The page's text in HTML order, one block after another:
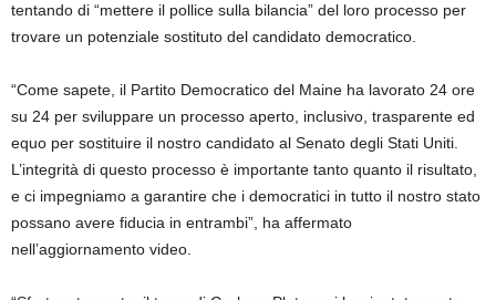
tentando di “mettere il pollice sulla bilancia” del loro processo per
trovare un potenziale sostituto del candidato democratico.
“Come sapete, il Partito Democratico del Maine ha lavorato 24 ore
su 24 per sviluppare un processo aperto, inclusivo, trasparente ed
equo per sostituire il nostro candidato al Senato degli Stati Uniti.
L’integrità di questo processo è importante tanto quanto il risultato,
e ci impegniamo a garantire che i democratici in tutto il nostro stato
possano avere fiducia in entrambi”, ha affermato
nell’aggiornamento video.